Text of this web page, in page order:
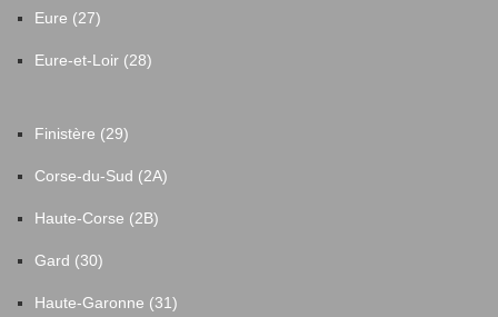
Eure (27)
Eure-et-Loir (28)
Finistère (29)
Corse-du-Sud (2A)
Haute-Corse (2B)
Gard (30)
Haute-Garonne (31)